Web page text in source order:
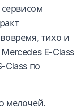
сервисом
тихо и
E-Class
Class по
мелочей.